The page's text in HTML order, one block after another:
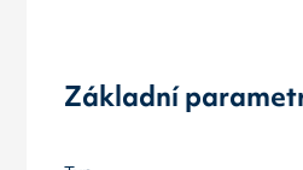
Základní